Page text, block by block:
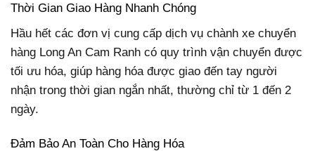
Thời Gian Giao Hàng Nhanh Chóng
Hầu hết các đơn vị cung cấp dịch vụ chành xe chuyển
hàng Long An Cam Ranh có quy trình vận chuyển được
tối ưu hóa, giúp hàng hóa được giao đến tay người
nhận trong thời gian ngắn nhất, thường chỉ từ 1 đến 2
ngày.
Đảm Bảo An Toàn Cho Hàng Hóa